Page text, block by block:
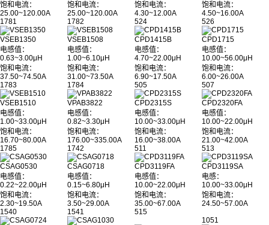
饱和电流：
25.00~120.00A
1781
饱和电流：
25.00~120.00A
1782
VSEB1350
电感值：
0.63~3.00μH
饱和电流：
37.50~74.50A
1783
VSEB1508
电感值：
1.00~6.10μH
饱和电流：
31.00~73.50A
1784
VSEB1510
电感值：
1.00~33.00μH
饱和电流：
16.70~80.00A
1785
VPAB3822
电感值：
0.82~3.30μH
饱和电流：
176.00~335.00A
1742
CSAG0530
电感值：
0.22~22.00μH
饱和电流：
2.30~19.50A
1540
CSAG0718
电感值：
0.15~6.80μH
饱和电流：
3.50~29.00A
1541
饱和电流：
4.30~12.00A
524
饱和电流：
4.50~16.00A
526
CPD1415B
电感值：
4.70~22.00μH
饱和电流：
6.90~17.50A
505
CPD1715
电感值：
10.00~56.00μH
饱和电流：
6.00~26.00A
507
CPD2315S
电感值：
10.00~33.00μH
饱和电流：
16.00~38.00A
511
CPD2320FA
电感值：
10.00~22.00μH
饱和电流：
21.00~42.00A
513
CPD3119FA
电感值：
10.00~22.00μH
饱和电流：
35.00~67.00A
515
CPD3119SA
电感：
10.00~33.00μH
饱和电流：
24.50~57.00A
1051